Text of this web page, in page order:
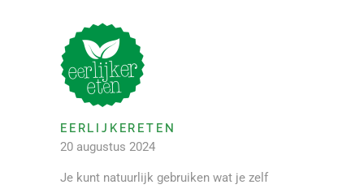
EERLIJKERETEN
20 augustus 2024
Je kunt natuurlijk gebruiken wat je zelf